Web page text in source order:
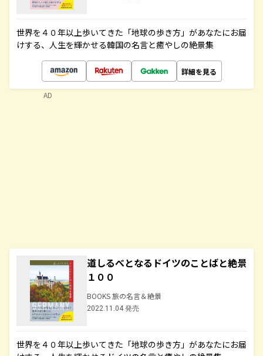
世界を４０年以上歩いてきた「地球の歩き方」があなたにお届
けする、人生を輝かせる韓国の名言と癒やしの絶景集
詳細を見る
道しるべとなるドイツのことばと絶景
１００
BOOKS 旅の名言＆絶景
2022.11.04 発売
世界を４０年以上歩いてきた「地球の歩き方」があなたにお届
AD